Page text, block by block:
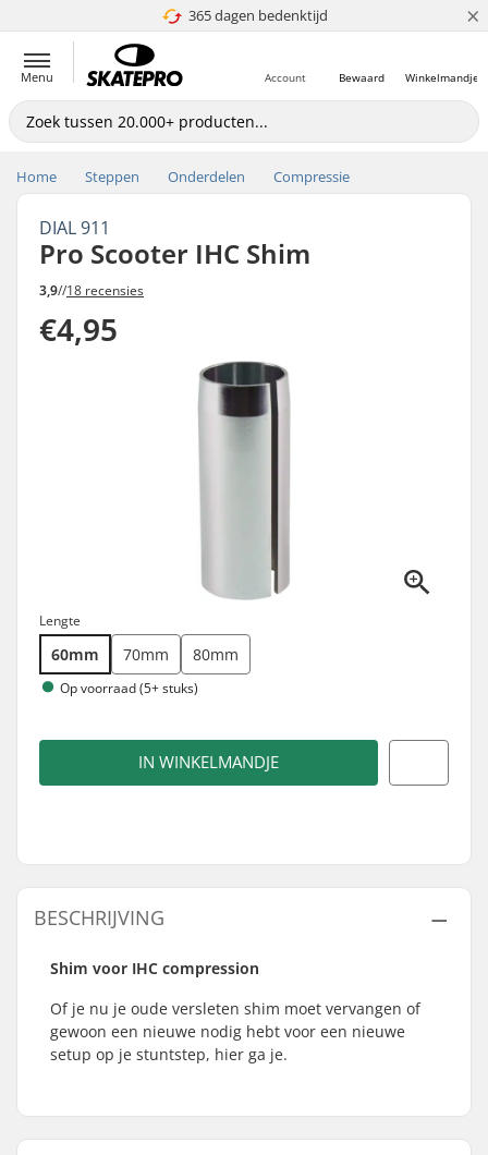
365 dagen bedenktijd
4.8 van 5 ×
Menu Winkelmandje
Bewaard
Account
Home Steppen Onderdelen Compressie
DIAL 911
Pro Scooter IHC Shim
3,9//18 recensies
€4,95
Lengte
60mm 70mm 80mm
Op voorraad (5+ stuks)
IN WINKELMANDJE
BESCHRIJVING
Shim voor IHC compression
Of je nu je oude versleten shim moet vervangen of
gewoon een nieuwe nodig hebt voor een nieuwe
setup op je stuntstep, hier ga je.